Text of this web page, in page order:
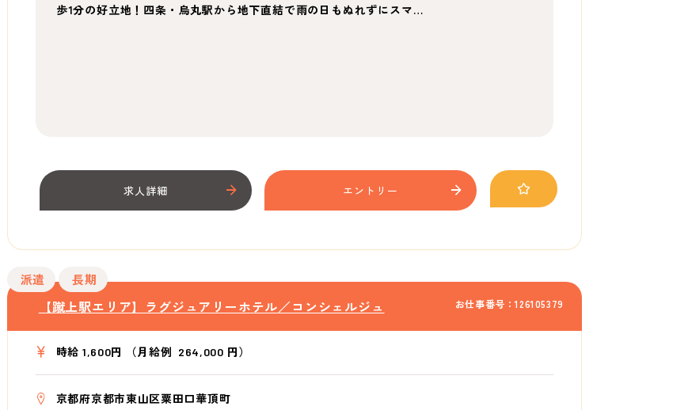
歩1分の好立地！四条・烏丸駅から地下直結で雨の日もぬれずにスマ…
求人詳細 エントリー
お仕事番号：126105379
派遣 長期
【蹴上駅エリア】ラグジュアリーホテル／コンシェルジュ
時給 1,600円 （月給例 264,000 円）
京都府京都市東山区粟田口華頂町